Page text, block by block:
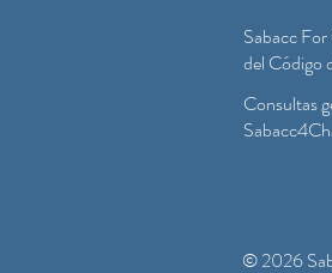
Sabacc
del Código
Consultas
© 2026